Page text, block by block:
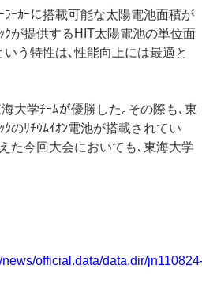
ﾗｰｶｰに搭載可能な太陽電池面積が
ｸが提供するHIT太陽電池の単位面
う特性は､性能向上には最適と
大学ﾁｰﾑが優勝した｡その際も､東
ｸのﾘﾁｳﾑｲｵﾝ電池が搭載されてい
た今回大会においても､東海大学
official.data/data.dir/